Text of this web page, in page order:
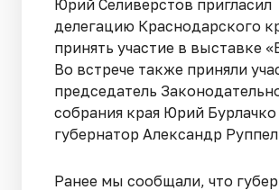
Юрий Селиверстов пригласил
делегацию Краснодарского
принять участие в выставке
Во встрече также приняли
председатель
собрания края Юрий
губернатор Александр
Ранее мы сообщали, что